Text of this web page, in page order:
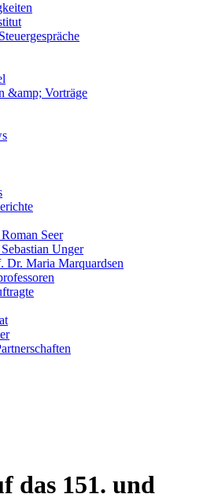
&amp; Vorträge
Seer
Unger
Dr. Maria Marquardsen
das 151. und